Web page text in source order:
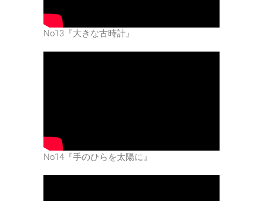
No13『大きな古時計』
No14『手のひらを太陽に』